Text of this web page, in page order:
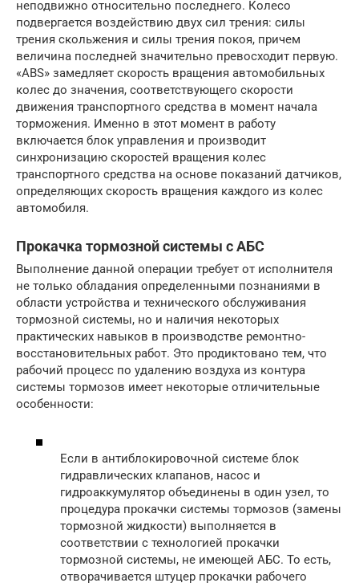
неподвижно относительно последнего. Колесо
подвергается воздействию двух сил трения: силы
трения скольжения и силы трения покоя, причем
величина последней значительно превосходит первую.
«ABS» замедляет скорость вращения автомобильных
колес до значения, соответствующего скорости
движения транспортного средства в момент начала
торможения. Именно в этот момент в работу
включается блок управления и производит
синхронизацию скоростей вращения колес
транспортного средства на основе показаний датчиков,
определяющих скорость вращения каждого из колес
автомобиля.
Прокачка тормозной системы с АБС
Выполнение данной операции требует от исполнителя
не только обладания определенными познаниями в
области устройства и технического обслуживания
тормозной системы, но и наличия некоторых
практических навыков в производстве ремонтно-
восстановительных работ. Это продиктовано тем, что
рабочий процесс по удалению воздуха из контура
системы тормозов имеет некоторые отличительные
особенности:
Если в антиблокировочной системе блок
гидравлических клапанов, насос и
гидроаккумулятор объединены в один узел, то
процедура прокачки системы тормозов (замены
тормозной жидкости) выполняется в
соответствии с технологией прокачки
тормозной системы, не имеющей АБС. То есть,
отворачивается штуцер прокачки рабочего